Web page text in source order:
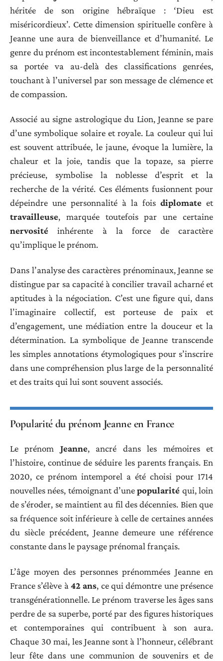
héritée de son origine hébraïque : ‘Dieu est
miséricordieux’. Cette dimension spirituelle confère à
Jeanne une aura de bienveillance et d’humanité. Le
genre du prénom est incontestablement féminin, mais
sa portée va au-delà des classifications genrées,
touchant à l’universel par son message de clémence et
de compassion.
Associé au signe astrologique du Lion, Jeanne se pare
d’une symbolique solaire et royale. La couleur qui lui
est souvent attribuée, le jaune, évoque la lumière, la
chaleur et la joie, tandis que la topaze, sa pierre
précieuse, symbolise la noblesse d’esprit et la
recherche de la vérité. Ces éléments fusionnent pour
dépeindre une personnalité à la fois diplomate et
travailleuse, marquée toutefois par une certaine
nervosité inhérente à la force de caractère
qu’implique le prénom.
Dans l’analyse des caractères prénominaux, Jeanne se
distingue par sa capacité à concilier travail acharné et
aptitudes à la négociation. C’est une figure qui, dans
l’imaginaire collectif, est porteuse de paix et
d’engagement, une médiation entre la douceur et la
détermination. La symbolique de Jeanne transcende
les simples annotations étymologiques pour s’inscrire
dans une compréhension plus large de la personnalité
et des traits qui lui sont souvent associés.
Popularité du prénom Jeanne en France
Le prénom Jeanne, ancré dans les mémoires et
l’histoire, continue de séduire les parents français. En
2020, ce prénom intemporel a été choisi pour 1714
nouvelles nées, témoignant d’unepopularité qui, loin
de s’éroder, se maintient au fil des décennies. Bien que
sa fréquence soit inférieure à celle de certaines années
du siècle précédent, Jeanne demeure une référence
constante dans le paysage prénomal français.
L’âge moyen des personnes prénommées Jeanne en
France s’élève à 42 ans, ce qui démontre une présence
transgénérationnelle. Le prénom traverse les âges sans
perdre de sa superbe, porté par des figures historiques
et contemporaines qui contribuent à son aura.
Chaque 30 mai, les Jeanne sont à l’honneur, célébrant
leur fête dans une communion de souvenirs et de